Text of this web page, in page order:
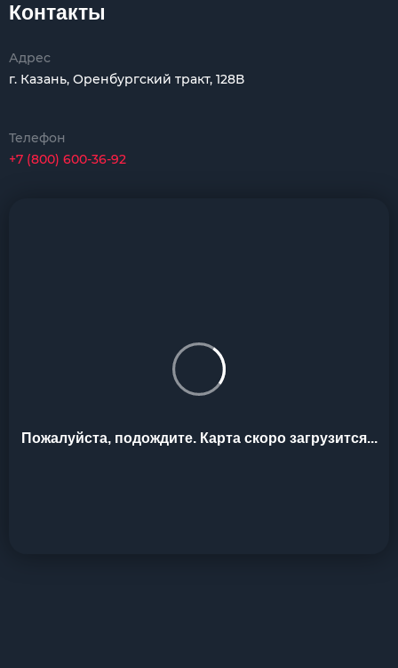
Контакты
Адрес
г. Казань, Оренбургский тракт, 128В
Телефон
+7 (800) 600-36-92
Пожалуйста, подождите. Карта скоро загрузится...